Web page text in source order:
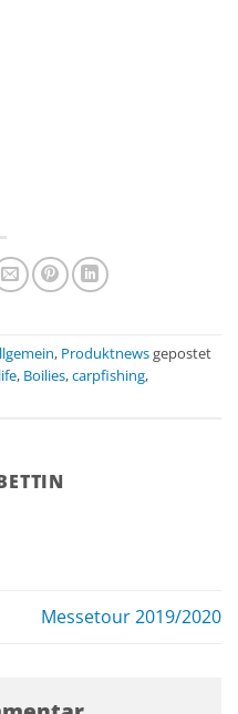
, Produktnewsgepostet
, Boilies,carpfishing,
Messetour 2019/2020